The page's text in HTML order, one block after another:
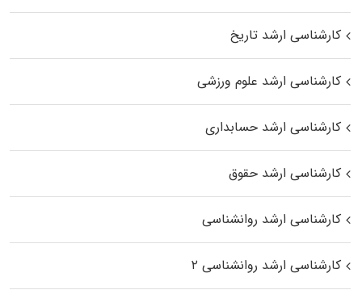
کارشناسی ارشد تاریخ
کارشناسی ارشد علوم ورزشی
کارشناسی ارشد حسابداری
کارشناسی ارشد حقوق
کارشناسی ارشد روانشناسی
کارشناسی ارشد روانشناسی ۲